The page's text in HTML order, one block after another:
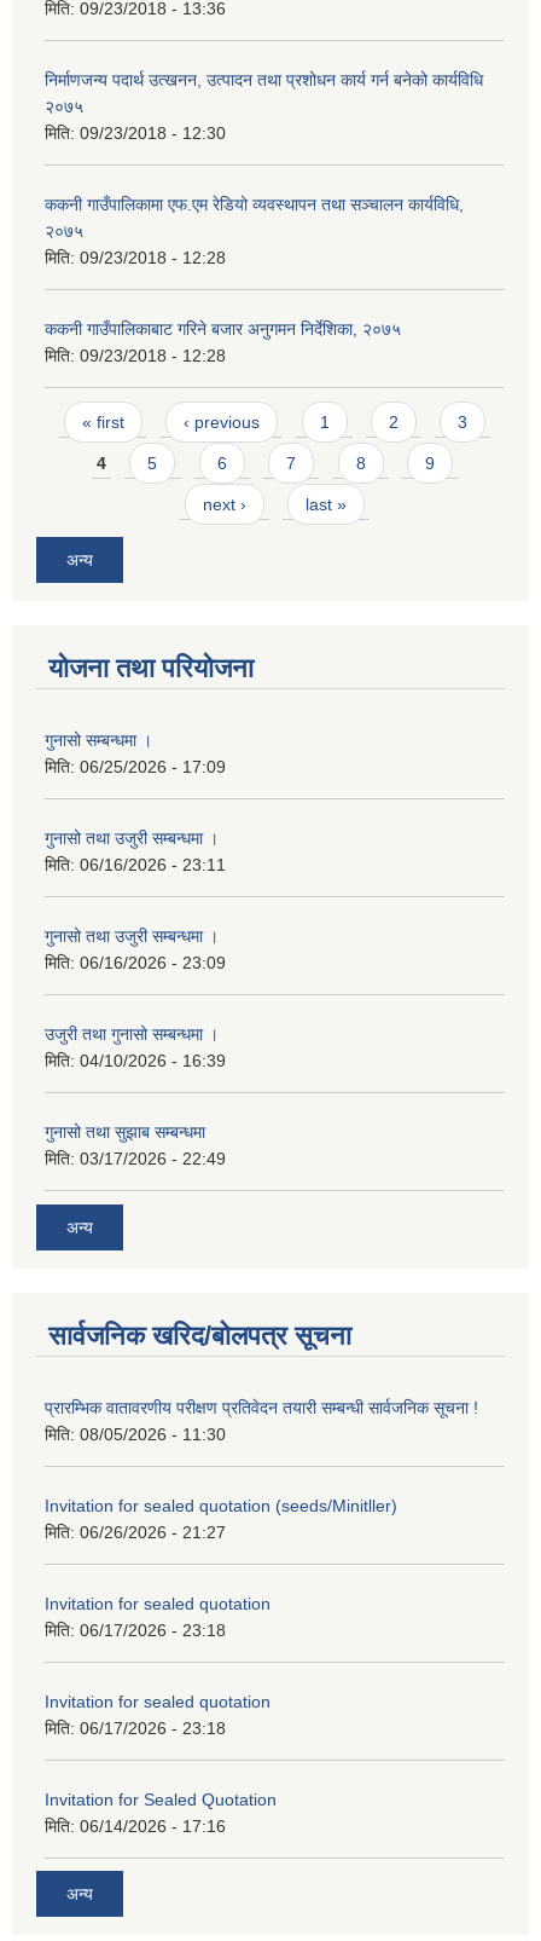
मिति: 09/23/2018 - 13:36
निर्माणजन्य पदार्थ उत्खनन, उत्पादन तथा प्रशोधन कार्य गर्न बनेको कार्यविधि
२०७५
मिति: 09/23/2018 - 12:30
ककनी गाउँपालिकामा एफ.एम रेडियो व्यवस्थापन तथा सञ्चालन कार्यविधि,
२०७५
मिति: 09/23/2018 - 12:28
ककनी गाउँपालिकाबाट गरिने बजार अनुगमन निर्देशिका, २०७५
मिति: 09/23/2018 - 12:28
Pages
« first ‹ previous 1 2 3
4 5 6 7 8 9
next › last »
अन्य
योजना तथा परियोजना
गुनासो सम्बन्धमा ।
मिति: 06/25/2026 - 17:09
गुनासो तथा उजुरी सम्बन्धमा ।
मिति: 06/16/2026 - 23:11
गुनासो तथा उजुरी सम्बन्धमा ।
मिति: 06/16/2026 - 23:09
उजुरी तथा गुनासो सम्बन्धमा ।
मिति: 04/10/2026 - 16:39
गुनासो तथा सुझाब सम्बन्धमा
मिति: 03/17/2026 - 22:49
अन्य
सार्वजनिक खरिद/बोलपत्र सूचना
प्रारम्भिक वातावरणीय परीक्षण प्रतिवेदन तयारी सम्बन्धी सार्वजनिक सूचना !
मिति: 08/05/2026 - 11:30
Invitation for sealed quotation (seeds/Minitller)
मिति: 06/26/2026 - 21:27
Invitation for sealed quotation
मिति: 06/17/2026 - 23:18
Invitation for sealed quotation
मिति: 06/17/2026 - 23:18
Invitation for Sealed Quotation
मिति: 06/14/2026 - 17:16
अन्य